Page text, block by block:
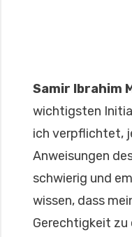
Samir Ibrahim
wichtigsten
ich verpflichtet,
Anweisungen
schwierig und
wissen, dass
Gerechtigkeit zu